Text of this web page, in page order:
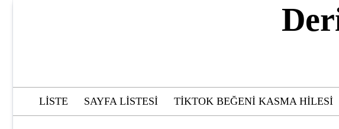
LISTE SAYFA LISTESI TIKTOK BEĞENI KASMA HILESI